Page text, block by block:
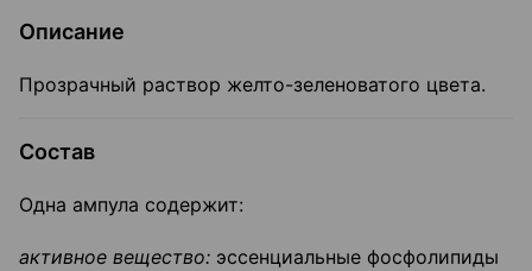
Описание
Прозрачный раствор желто-зеленоватого цвета.
Состав
Одна ампула содержит:
активное вещество: эссенциальные фосфолипиды